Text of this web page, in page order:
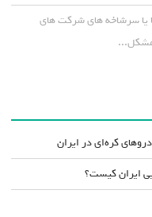
یا سرشاخه های شرکت های
مشکل...
کره‌ای در ایران
ایران کیست؟